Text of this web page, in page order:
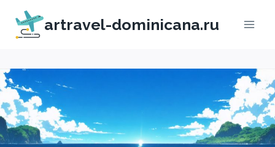
Перейти
содержимому
artravel-dominicana.ru